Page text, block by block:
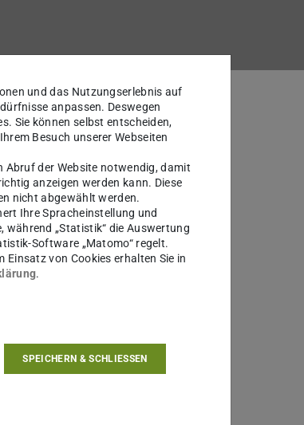
...
und das Nutzungserlebnis auf
anpassen. Deswegen
Sie können selbst entscheiden,
Besuch unserer Webseiten
Abruf der Website notwendig, damit
anzeigen werden kann. Diese
nicht abgewählt werden.
Ihre Spracheinstellung und
während „Statistik“ die Auswertung
Software „Matomo“ regelt.
Einsatz von Cookies erhalten Sie in
.
SPEICHERN & SCHLIESSEN